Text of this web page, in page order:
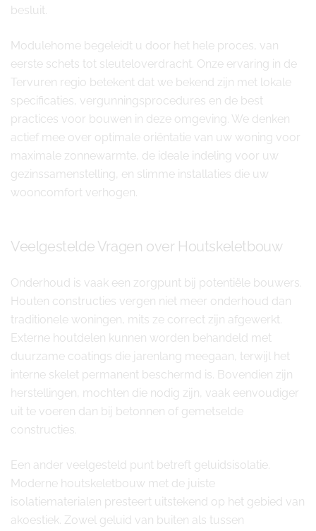
besluit.
Modulehome begeleidt u door het hele proces, van
eerste schets tot sleuteloverdracht. Onze ervaring in de
Tervuren regio betekent dat we bekend zijn met lokale
specificaties, vergunningsprocedures en de best
practices voor bouwen in deze omgeving. We denken
actief mee over optimale oriëntatie van uw woning voor
maximale zonnewarmte, de ideale indeling voor uw
gezinssamenstelling, en slimme installaties die uw
wooncomfort verhogen.
Veelgestelde Vragen over Houtskeletbouw
Onderhoud is vaak een zorgpunt bij potentiële bouwers.
Houten constructies vergen niet meer onderhoud dan
traditionele woningen, mits ze correct zijn afgewerkt.
Externe houtdelen kunnen worden behandeld met
duurzame coatings die jarenlang meegaan, terwijl het
interne skelet permanent beschermd is. Bovendien zijn
herstellingen, mochten die nodig zijn, vaak eenvoudiger
uit te voeren dan bij betonnen of gemetselde
constructies.
Een ander veelgesteld punt betreft geluidsisolatie.
Moderne houtskeletbouw met de juiste
isolatiematerialen presteert uitstekend op het gebied van
akoestiek. Zowel geluid van buiten als tussen